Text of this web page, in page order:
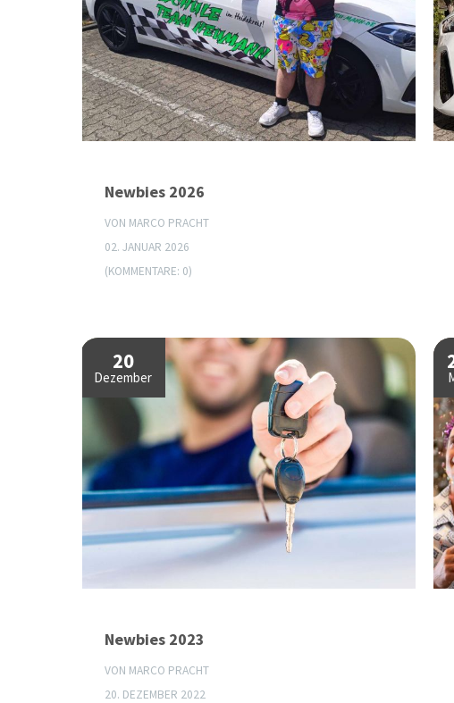
Newbies 2026
VON MARCO PRACHT
02. JANUAR 2026
(KOMMENTARE: 0)
20
Dezember
Newbies 2023
VON MARCO PRACHT
20. DEZEMBER 2022